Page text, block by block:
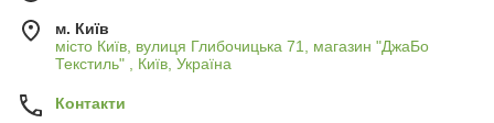
м. Київ
місто Київ, вулиця Глибочицька 71, магазин "ДжаБо
Текстиль" , Київ, Україна
Контакти